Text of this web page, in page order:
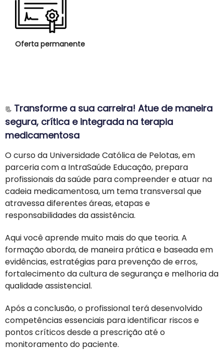
Oferta permanente
📃 Transforme a sua carreira! Atue de maneira
segura, crítica e integrada na terapia
medicamentosa
O curso da Universidade Católica de Pelotas, em
parceria com a IntraSaúde Educação, prepara
profissionais da saúde para compreender e atuar na
cadeia medicamentosa, um tema transversal que
atravessa diferentes áreas, etapas e
responsabilidades da assistência.
Aqui você aprende muito mais do que teoria. A
formação aborda, de maneira prática e baseada em
evidências, estratégias para prevenção de erros,
fortalecimento da cultura de segurança e melhoria da
qualidade assistencial.
Após a conclusão, o profissional terá desenvolvido
competências essenciais para identificar riscos e
pontos críticos desde a prescrição até o
monitoramento do paciente.